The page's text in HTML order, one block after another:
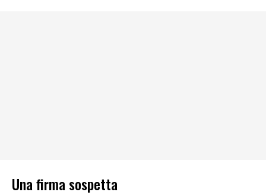
Una firma sospetta